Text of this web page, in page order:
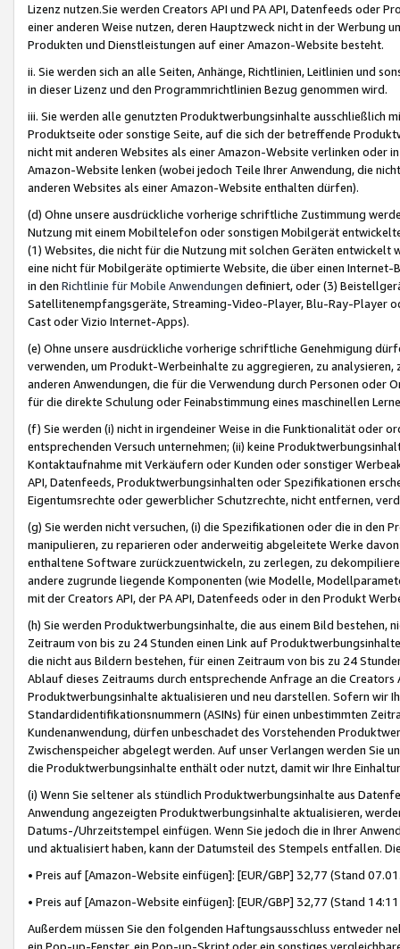
Lizenz nutzen.Sie werden Creators API und PA API, Datenfeeds oder
einer anderen Weise nutzen, deren Hauptzweck nicht in der Werbung
Produkten und Dienstleistungen auf einer Amazon-Website besteht.
ii. Sie werden sich an alle Seiten, Anhänge, Richtlinien, Leitlinien und
in dieser Lizenz und den Programmrichtlinien Bezug genommen wird.
iii. Sie werden alle genutzten Produktwerbungsinhalte ausschließlich
Produktseite oder sonstige Seite, auf die sich der betreffende
nicht mit anderen Websites als einer Amazon-Website verlinken oder
Amazon-Website lenken (wobei jedoch Teile Ihrer Anwendung, die
anderen Websites als einer Amazon-Website enthalten dürfen).
(d) Ohne unsere ausdrückliche vorherige schriftliche Zustimmung
Nutzung mit einem Mobiltelefon oder sonstigen Mobilgerät
(1) Websites, die nicht für die Nutzung mit solchen Geräten
eine nicht für Mobilgeräte optimierte Website, die über einen
in den Richtlinie für Mobile Anwendungen definiert, oder (3)
Satellitenempfangsgeräte, Streaming-Video-Player, Blu-Ray-Player
Cast oder Vizio Internet-Apps).
(e) Ohne unsere ausdrückliche vorherige schriftliche Genehmigung
verwenden, um Produkt-Werbeinhalte zu aggregieren, zu
anderen Anwendungen, die für die Verwendung durch Personen
für die direkte Schulung oder Feinabstimmung eines maschinellen
(f) Sie werden (i) nicht in irgendeiner Weise in die Funktionalität oder
entsprechenden Versuch unternehmen; (ii) keine
Kontaktaufnahme mit Verkäufern oder Kunden oder sonstiger
API, Datenfeeds, Produktwerbungsinhalten oder Spezifikationen
Eigentumsrechte oder gewerblicher Schutzrechte, nicht entfernen,
(g) Sie werden nicht versuchen, (i) die Spezifikationen oder die in
manipulieren, zu reparieren oder anderweitig abgeleitete Werke
enthaltene Software zurückzuentwickeln, zu zerlegen, zu
andere zugrunde liegende Komponenten (wie Modelle,
mit der Creators API, der PA API, Datenfeeds oder in den Produkt
(h) Sie werden Produktwerbungsinhalte, die aus einem Bild bestehen,
Zeitraum von bis zu 24 Stunden einen Link auf
die nicht aus Bildern bestehen, für einen Zeitraum von bis zu 24
Ablauf dieses Zeitraums durch entsprechende Anfrage an die
Produktwerbungsinhalte aktualisieren und neu darstellen. Sofern wir
Standardidentifikationsnummern (ASINs) für einen unbestimmten
Kundenanwendung, dürfen unbeschadet des Vorstehenden
Zwischenspeicher abgelegt werden. Auf unser Verlangen werden Sie
die Produktwerbungsinhalte enthält oder nutzt, damit wir Ihre
(i) Wenn Sie seltener als stündlich Produktwerbungsinhalte aus
Anwendung angezeigten Produktwerbungsinhalte aktualisieren,
Datums-/Uhrzeitstempel einfügen. Wenn Sie jedoch die in Ihrer
und aktualisiert haben, kann der Datumsteil des Stempels entfallen.
• Preis auf [Amazon-Website einfügen]: [EUR/GBP] 32,77 (Stand
• Preis auf [Amazon-Website einfügen]: [EUR/GBP] 32,77 (Stand
Außerdem müssen Sie den folgenden Haftungsausschluss entweder
ein Pop-up-Fenster, ein Pop-up-Skript oder ein sonstiges